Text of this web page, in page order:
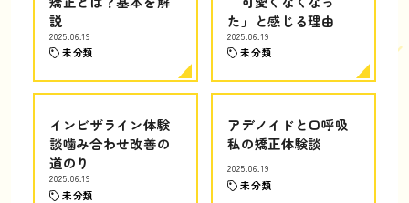
説
2025.06.19
未分類
た」と感じる理由
2025.06.19
未分類
インビザライン体験
談噛み合わせ改善の
道のり
2025.06.19
未分類
アデノイドと口呼吸
私の矯正体験談
2025.06.19
未分類